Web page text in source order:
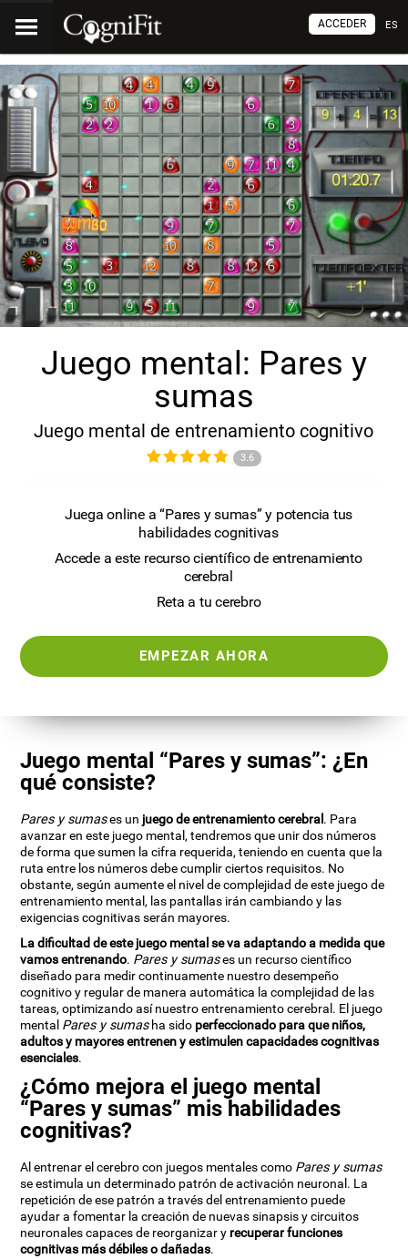
ES
ACCEDER
Juego mental: Pares y
sumas
Juego mental de entrenamiento cognitivo
3.6
Juega online a “Pares y sumas” y potencia tus
habilidades cognitivas
Accede a este recurso científico de entrenamiento
cerebral
Reta a tu cerebro
EMPEZAR AHORA
Juego mental “Pares y sumas”: ¿En
qué consiste?
Pares y sumases un juego de entrenamiento cerebral. Para
avanzar en este juego mental, tendremos que unir dos números
de forma que sumen la cifra requerida, teniendo en cuenta que la
ruta entre los números debe cumplir ciertos requisitos. No
obstante, según aumente el nivel de complejidad de este juego de
entrenamiento mental, las pantallas irán cambiando y las
exigencias cognitivas serán mayores.
La dificultad de este juego mental se va adaptando a medida que
vamos entrenando. Pares y sumases un recurso científico
diseñado para medir continuamente nuestro desempeño
cognitivo y regular de manera automática la complejidad de las
tareas, optimizando así nuestro entrenamiento cerebral. El juego
mental Pares y sumasha sido perfeccionado para que niños,
adultos y mayores entrenen y estimulen capacidades cognitivas
esenciales.
¿Cómo mejora el juego mental
“Pares y sumas” mis habilidades
cognitivas?
Al entrenar el cerebro con juegos mentales como Pares y sumas
se estimula un determinado patrón de activación neuronal. La
repetición de ese patrón a través del entrenamiento puede
ayudar a fomentar la creación de nuevas sinapsis y circuitos
neuronales capaces de reorganizar y recuperar funciones
cognitivas más débiles o dañadas.